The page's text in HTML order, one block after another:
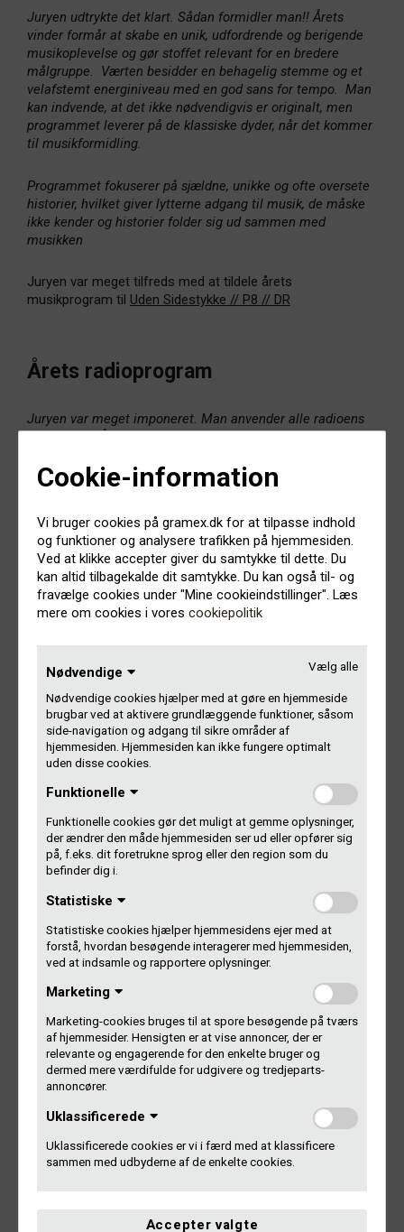
Cookie-information
Vi bruger cookies på gramex.dk for at tilpasse indhold
og funktioner og analysere trafikken på hjemmesiden.
Ved at klikke accepter giver du samtykke til dette. Du
kan altid tilbagekalde dit samtykke. Du kan også til- og
fravælge cookies under "Mine cookieindstillinger". Læs
mere om cookies i vores cookiepolitik
Vælg alle
Nødvendige
Nødvendige cookies hjælper med at gøre en hjemmeside
brugbar ved at aktivere grundlæggende funktioner, såsom
side-navigation og adgang til sikre områder af
hjemmesiden. Hjemmesiden kan ikke fungere optimalt
uden disse cookies.
Funktionelle
Funktionelle cookies gør det muligt at gemme oplysninger,
der ændrer den måde hjemmesiden ser ud eller opfører sig
på, f.eks. dit foretrukne sprog eller den region som du
befinder dig i.
Statistiske
Statistiske cookies hjælper hjemmesidens ejer med at
forstå, hvordan besøgende interagerer med hjemmesiden,
ved at indsamle og rapportere oplysninger.
Marketing
Marketing-cookies bruges til at spore besøgende på tværs
af hjemmesider. Hensigten er at vise annoncer, der er
relevante og engagerende for den enkelte bruger og
dermed mere værdifulde for udgivere og tredjeparts-
annoncører.
Uklassificerede
Uklassificerede cookies er vi i færd med at klassificere
sammen med udbyderne af de enkelte cookies.
Accepter valgte
Juryen udtrykte det klart. Sådan formidler man!! Årets
vinder formår at skabe en unik, udfordrende og berigende
musikoplevelse og gør stoffet relevant for en bredere
målgruppe. Værten besidder en behagelig stemme og et
velafstemt energiniveau med en god sans for tempo. Man
kan indvende, at det ikke nødvendigvis er originalt, men
programmet leverer på de klassiske dyder, når det kommer
til musikformidling.
Programmet fokuserer på sjældne, unikke og ofte oversete
historier, hvilket giver lytterne adgang til musik, de måske
ikke kender og historier folder sig ud sammen med
musikken
Juryen var meget tilfreds med at tildele årets
musikprogram til Uden Sidestykke // P8 // DR
Årets radioprogram
Juryen var meget imponeret. Man anvender alle radioens
virkemidler. Årets vinder bekræfter på en overbevisende
overlegen i en tid, hvor sociale platforme konkurrerer om
vores tid og opmærksomhed. Det er sin sag at lave det
årets vinder er lykkedes med at lave radio, der giver
gåsehud, blanke øjne og en klump i halsen.
Årets Radioprogram skal med et skarpt koncept og en
enestående udførsel have gjort en forskel for lytterne, og
det har vinderenDrømmeholdet // P3 // DR
Årets vært
Juryen var igennem mange processer og overvejelser i
forhold til afgørende kriterier. Årets vinder evner at starte
leverer viden og evner gang på gang at lukke lytteren med
ind i et univers, der emmer af oprigtig fortælleglæde og
aldrig fremstår ”speaket”. Hvor Årets Talent sætter fokus på
dem ”man skal holde øje med”, kunne Årets Vært i år lige
så godt modtage en lifetime achievement award.
Stort tillykke til
Årets podcast
vinde årets podcast er en svær bedrift. Feltet er
megastærkt. I sidste ende var det elementer som
superoriginalitet, musikalitet og kreativ løssluppenhed, der
afgjorde juryens 1. plads. Årets podcast skal forstå at
legesygt viser nye veje, hvor kvaliteten svinger fra lækker
studiemikrofon, velproduceret lyd til skramlet reportagelyd.
Konceptet holder og leverer baggrundstæppet for en hel
generation, der er ved at blive voksne, men ikke ved
hvordan man træder ind i den mere alvorlige fase.